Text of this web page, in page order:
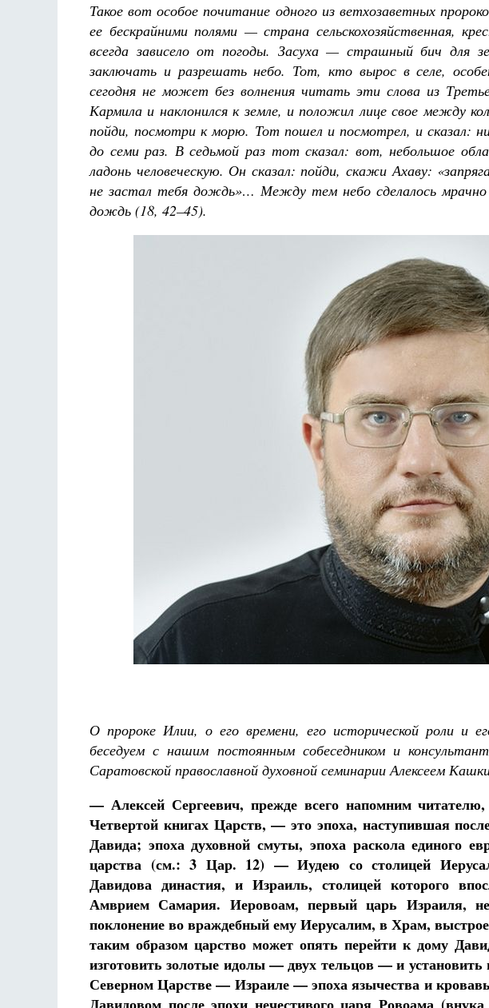
Такое вот особое почитание одного из ветхозаветных
ее бескрайними полями — страна сельскохозяйственная,
всегда зависело от погоды. Засуха — страшный бич для
заключать и разрешать небо. Тот, кто вырос в селе,
сегодня не может без волнения читать эти слова из
Кармила и наклонился к земле, и положил лице свое между
пойди, посмотри к морю. Тот пошел и посмотрел, и сказал:
до семи раз. В седьмой раз тот сказал: вот, небольшое
ладонь человеческую. Он сказал: пойди, скажи Ахаву:
не застал тебя дождь»… Между тем небо сделалось
дождь (18, 42–45).
О пророке Илии, о его времени, его исторической роли и
беседуем с нашим постоянным собеседником и
Саратовской православной духовной семинарии Алексеем
— Алексей Сергеевич, прежде всего напомним
Четвертой книгах Царств, — это эпоха, наступившая
Давида; эпоха духовной смуты, эпоха раскола единого
царства (см.: 3 Цар. 12) — Иудею со столицей
Давидова династия, и Израиль, столицей которого
Амврием Самария. Иеровоам, первый царь Израиля,
поклонение во враждебный ему Иерусалим, в Храм,
таким образом царство может опять перейти к дому
изготовить золотые идолы — двух тельцов — и
Северном Царстве — Израиле — эпоха язычества и